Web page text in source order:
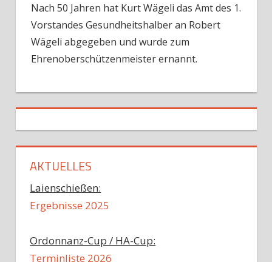
Nach 50 Jahren hat Kurt Wägeli das Amt des 1.
Vorstandes Gesundheitshalber an Robert
Wägeli abgegeben und wurde zum
Ehrenoberschützenmeister ernannt.
AKTUELLES
Laienschießen:
Ergebnisse 2025
Ordonnanz-Cup / HA-Cup:
Terminliste 2026